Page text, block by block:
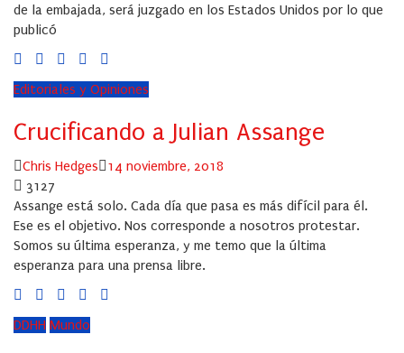
de la embajada, será juzgado en los Estados Unidos por lo que
publicó
Editoriales y Opiniones
Crucificando a Julian Assange
Author
Chris Hedges
Posted
14 noviembre, 2018
3127
Assange está solo. Cada día que pasa es más difícil para él.
Ese es el objetivo. Nos corresponde a nosotros protestar.
Somos su última esperanza, y me temo que la última
esperanza para una prensa libre.
DDHH Mundo